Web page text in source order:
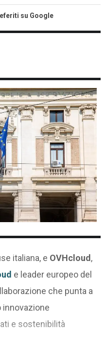
su Google
italiana, e OVHcloud,
e leader europeo del
che punta a
innovazione
e sostenibilità